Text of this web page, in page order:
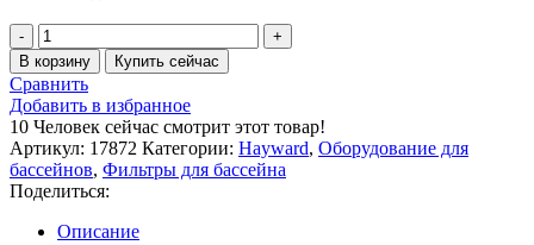
Количество
товара
Фильтр
Hayward
HCFF981402WVA
FA1000
Bobbin
(D2500)
В корзину Купить сейчас
Сравнить
Добавить в избранное
10 Человек сейчас смотрит этот товар!
Артикул: 17872 Категории: Hayward, Оборудование для
бассейнов, Фильтры для бассейна
Поделиться:
Описание